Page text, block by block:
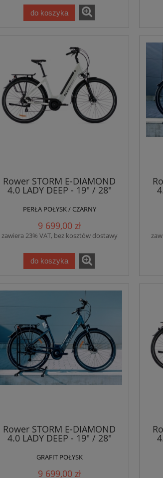
do koszyka
Rower STORM E-DIAMOND
4.0 LADY DEEP - 19" / 28"
PERŁA POŁYSK / CZARNY
9 699,00 zł
zawiera 23% VAT, bez kosztów dostawy
do koszyka
Rower STORM E-DIAMOND
4.0 LADY DEEP - 19" / 28"
GRAFIT POŁYSK
9 699,00 zł